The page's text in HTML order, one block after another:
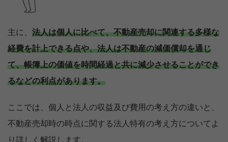
主に、 法人は個人に比べて、不動産売却に関連する多様な
経費を計上できる点や、法人は不動産の減価償却を通じ
て、帳簿上の価値を時間経過と共に減少させることができ
るなどの利点があります。
ここでは、個人と法人の収益及び費用の考え方の違いと、
不動産売却時の時点に関する法人特有の考え方についてよ
り詳しく解説します。